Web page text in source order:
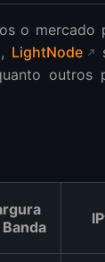
o mercado
LightNode
outros